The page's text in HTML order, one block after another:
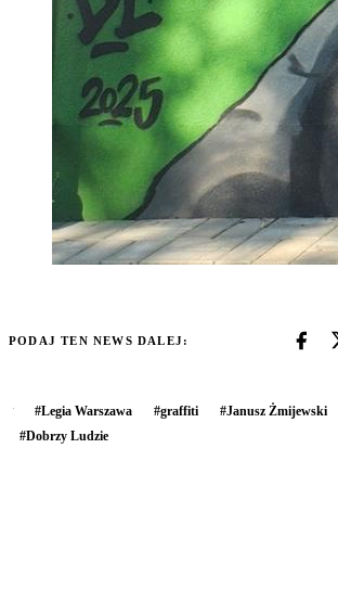
PODAJ TEN NEWS DALEJ:
#Legia Warszawa #graffiti #Janusz Żmijewski
#Dobrzy Ludzie